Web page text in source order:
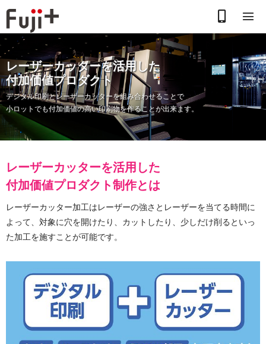
話
で
わ
ュ
ー
レーザーカッターを活用した
付加価値プロダクト
デジタル印刷とレーザーカッターを組み合わせることで
小ロットでも付加価値の高い印刷物を作ることが出来ます。
レーザーカッターを活用した
付加価値プロダクト制作とは
レーザーカッター加工はレーザーの強さとレーザーを当てる時間に
よって、対象に穴を開けたり、カットしたり、少しだけ削るといっ
た加工を施すことが可能です。